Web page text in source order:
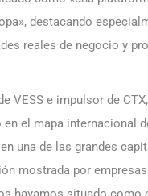
destacando
reales de negocio y
VESS e impulsor de
el mapa internacional
una de las grandes
mostrada por